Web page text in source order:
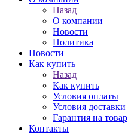
Назад
О компании
Новости
Политика
Новости
Как купить
Назад
Как купить
Условия оплаты
Условия доставки
Гарантия на товар
Контакты